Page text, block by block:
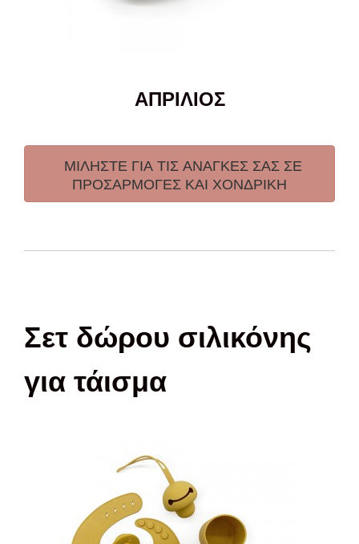
ΑΠΡΙΛΙΟΣ
ΜΙΛΗΣΤΕ ΓΙΑ ΤΙΣ ΑΝΑΓΚΕΣ ΣΑΣ ΣΕ
ΠΡΟΣΑΡΜΟΓΕΣ ΚΑΙ ΧΟΝΔΡΙΚΗ
Σετ δώρου σιλικόνης
για τάισμα